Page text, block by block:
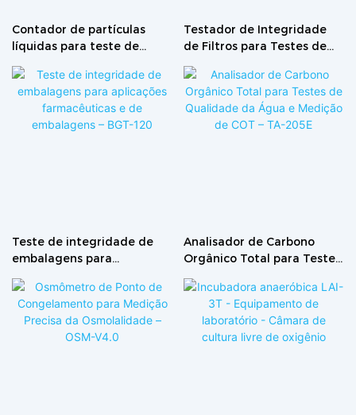
Contador de partículas
líquidas para teste de
partículas em água para
injeção (WFI) e água
purificada LPC-6CE
Testador de Integridade
de Filtros para Testes de
Filtração Estéril
Farmacêutica V10
Teste de integridade de
embalagens para
aplicações farmacêuticas e
de embalagens – BGT-120
Analisador de Carbono
Orgânico Total para Testes
de Qualidade da Água e
Medição de COT – TA-205E